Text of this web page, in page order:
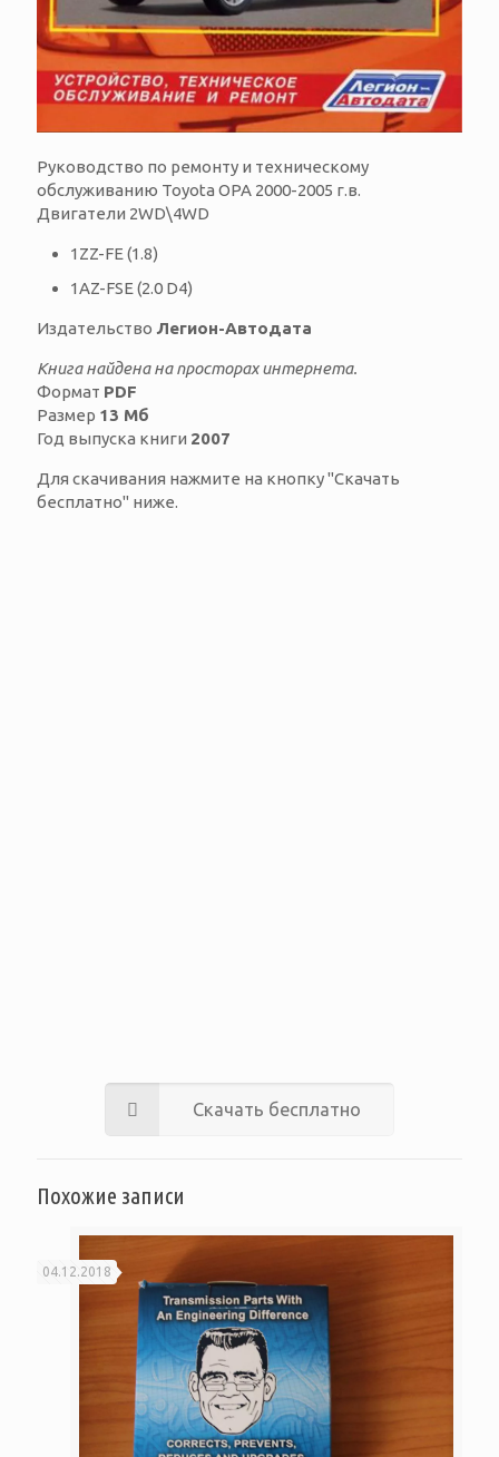
Руководство по ремонту и техническому
обслуживанию Toyota OPA 2000-2005 г.в.
Двигатели 2WD\4WD
1ZZ-FE (1.8)
1AZ-FSE (2.0 D4)
Издательство Легион-Автодата
Книга найдена на просторах интернета.
Формат PDF
Размер 13 Мб
Год выпуска книги 2007
Для скачивания нажмите на кнопку "Скачать
бесплатно" ниже.
Скачать бесплатно
Похожие записи
04.12.2018